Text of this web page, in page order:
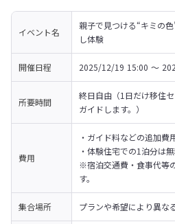
イベント名
親子で見つける“キミの
し体験
開催日程 2025/12/19 15:00 〜
所要時間
終日自由（1日だけ移住
ガイドします。）
費用
・ガイド料などの追加費
・体験住宅での1泊分は無
※宿泊交通費・食事代等
す。
集合場所 プランや希望により異な